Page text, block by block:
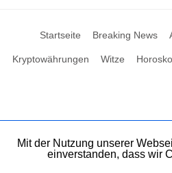
Startseite Breaking News
Kryptowährungen Witze
Mit der Nutzung unserer
einverstanden, dass wir